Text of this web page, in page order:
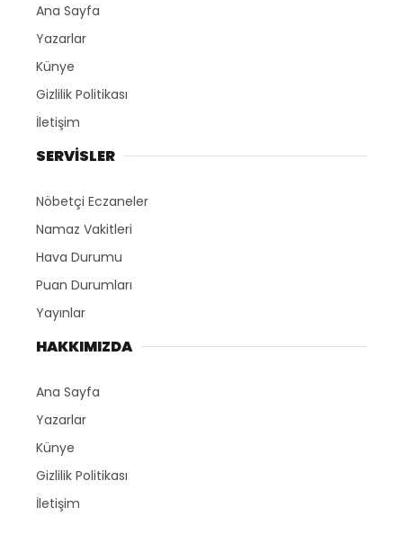
Ana Sayfa
Yazarlar
Künye
Gizlilik Politikası
İletişim
SERVİSLER
Nöbetçi Eczaneler
Namaz Vakitleri
Hava Durumu
Puan Durumları
Yayınlar
HAKKIMIZDA
Ana Sayfa
Yazarlar
Künye
Gizlilik Politikası
İletişim